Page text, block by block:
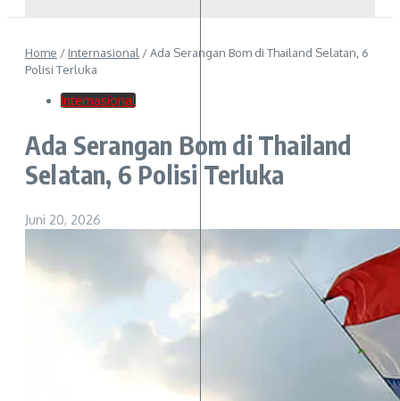
Home / Internasional /Ada Serangan Bom di Thailand Selatan, 6
Polisi Terluka
Internasional
Ada Serangan Bom di Thailand
Selatan, 6 Polisi Terluka
Juni 20, 2026